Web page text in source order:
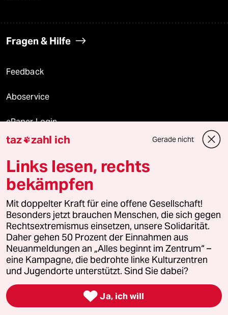
Fragen & Hilfe
Feedback
Aboservice
ePaper Login
Downloads für Abonnierende
© 2026 taz Verlags und Vertriebs GmbH
Alle Rechte vorbehalten. Bei rechtlichen Fragen oder für Genehmigungen
wenden Sie sich bitte an
lizenzen@taz.de
Feedback Redaktionsstatut Kommune-Richtlinien
Leitlinie Informant Datenschutz Impressum AGB
Seitenwende Einwilligungen widerrufen (Ads)
taz zahl ich Gerade nicht
Links lesen, rechts
bekämpfen
Mit doppelter Kraft für eine offene Gesellschaft!
Besonders jetzt brauchen Menschen, die sich gegen
Rechtsextremismus einsetzen, unsere Solidarität.
Daher gehen 50 Prozent der Einnahmen aus
Neuanmeldungen an „Alles beginnt im Zentrum“ –
eine Kampagne, die bedrohte linke Kulturzentren
und Jugendorte unterstützt. Sind Sie dabei?
 Ja, ich will